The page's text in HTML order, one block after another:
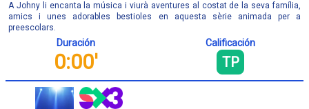
A Johny li encanta la música i viurà aventures al costat de la seva família,
amics i unes adorables bestioles en aquesta sèrie animada per a
preescolars.
Duración
0:00'
Calificación
TP